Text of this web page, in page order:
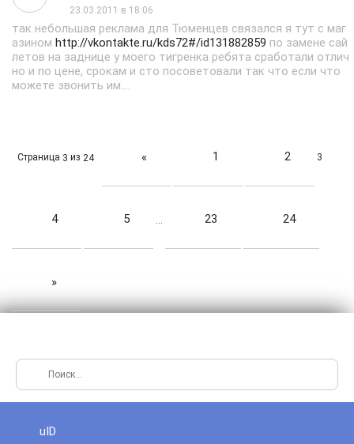
23.03.2011 в 18:06
так небольшая реклама для Тюменцев связался я тут с маг
азином http://vkontakte.ru/kds72#/id131882859 по замене сай
летов на заднице у моего тигренка ребята сработали отлич
но и по цене, срокам и сто посоветовали так что если что
можете звонить им....
Страница 3 из 24 « 1 2 3
4 5 … 23 24
»
uID